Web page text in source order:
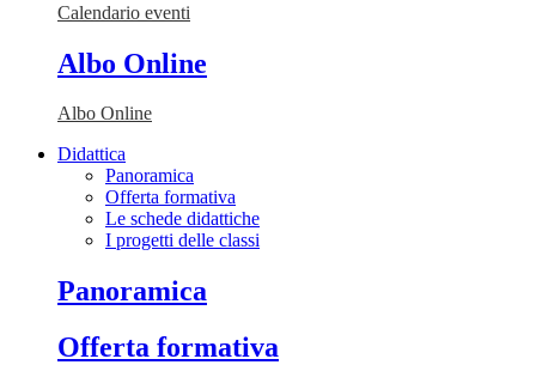
Calendario eventi
Albo Online
Albo Online
Didattica
Panoramica
Offerta formativa
Le schede didattiche
I progetti delle classi
Panoramica
Offerta formativa